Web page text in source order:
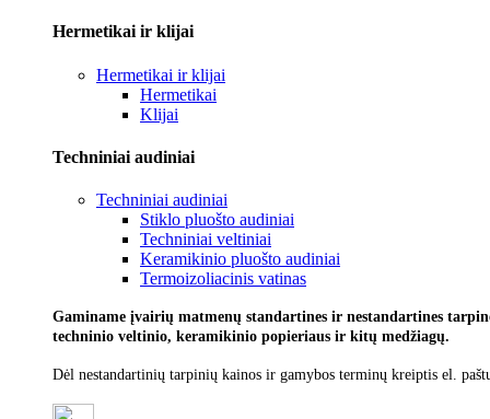
Hermetikai ir klijai
Hermetikai ir klijai
Hermetikai
Klijai
Techniniai audiniai
Techniniai audiniai
Stiklo pluošto audiniai
Techniniai veltiniai
Keramikinio pluošto audiniai
Termoizoliacinis vatinas
Gaminame įvairių matmenų standartines ir nestandartines
techninio veltinio, keramikinio popieriaus ir kitų medžiagų.
Dėl nestandartinių tarpinių kainos ir gamybos terminų kreiptis el.